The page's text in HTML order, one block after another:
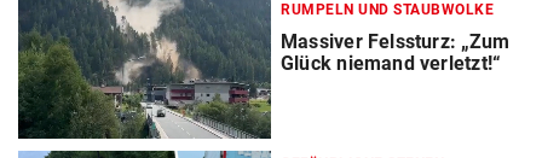
RUMPELN UND STAUBWOLKE
Massiver Felssturz: „Zum
Glück niemand verletzt!“